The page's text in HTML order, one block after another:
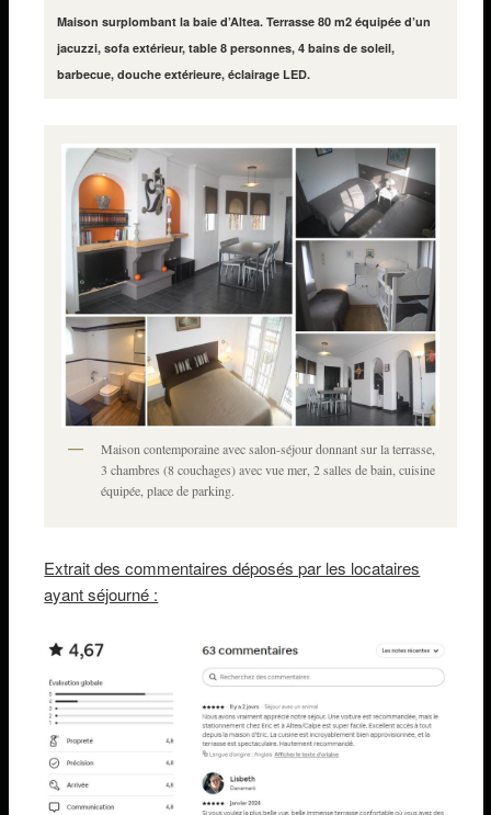
Maison surplombant la baie d’Altea. Terrasse 80 m2 équipée d’un
jacuzzi, sofa extérieur, table 8 personnes, 4 bains de soleil,
barbecue, douche extérieure, éclairage LED.
Maison contemporaine avec salon-séjour donnant sur la terrasse,
3 chambres (8 couchages) avec vue mer, 2 salles de bain, cuisine
équipée, place de parking.
Extrait des commentaires déposés par les locataires
ayant séjourné :